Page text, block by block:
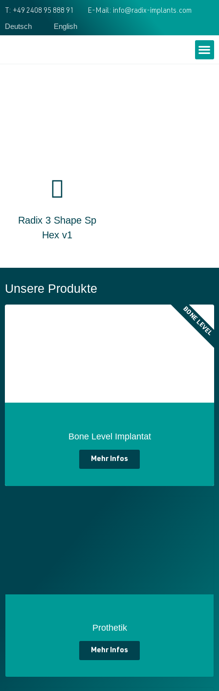
T: +49 2408 95 888 91 E-Mail: info@radix-implants.com
Deutsch English
Radix 3 Shape Sp
Hex v1
Unsere Produkte
Bone Level Implantat
Mehr Infos
BONE LEVEL
Prothetik
Mehr Infos